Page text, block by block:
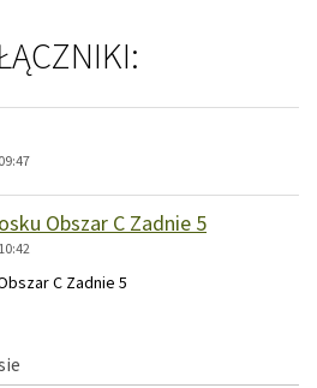
Obszar C Zadnie 5
C Zadnie 5